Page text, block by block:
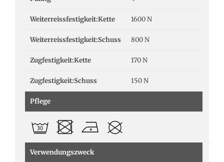
Weiterreissfestigkeit:Kette 1600 N
Weiterreissfestigkeit:Schuss 800 N
Zugfestigkeit:Kette 170 N
Zugfestigkeit:Schuss 150 N
Pflege
Verwendungszweck